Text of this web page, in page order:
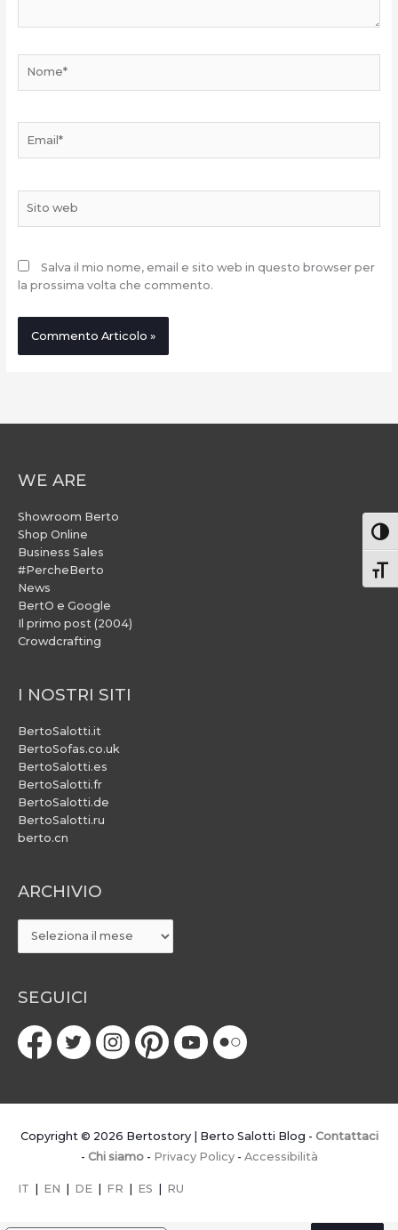
web
Salva il mio nome, email e sito web in questo browser per
la prossima volta che commento.
WE ARE
Showroom Berto
Shop Online
Business Sales
#PercheBerto
News
BertO e Google
Il primo post (2004)
Crowdcrafting
I NOSTRI SITI
BertoSalotti.it
BertoSofas.co.uk
BertoSalotti.es
BertoSalotti.fr
BertoSalotti.de
BertoSalotti.ru
berto.cn
ARCHIVIO
ARCHIVIO
SEGUICI
Copyright © 2026 Bertostory | Berto Salotti Blog - Contattaci
- Chi siamo- Privacy Policy- Accessibilità
IT EN DE FR ES RU